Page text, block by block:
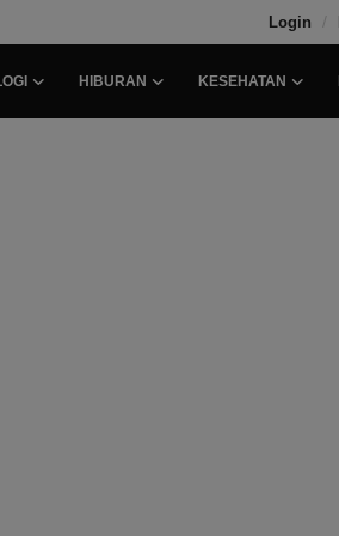
Login /
HIBURAN KESEHATAN